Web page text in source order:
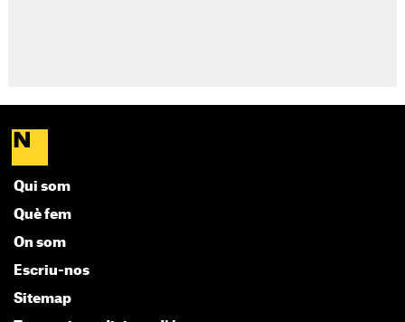
Qui som
Què fem
On som
Escriu-nos
Sitemap